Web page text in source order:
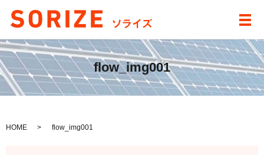
メ
flow_img001
HOME flow_img001